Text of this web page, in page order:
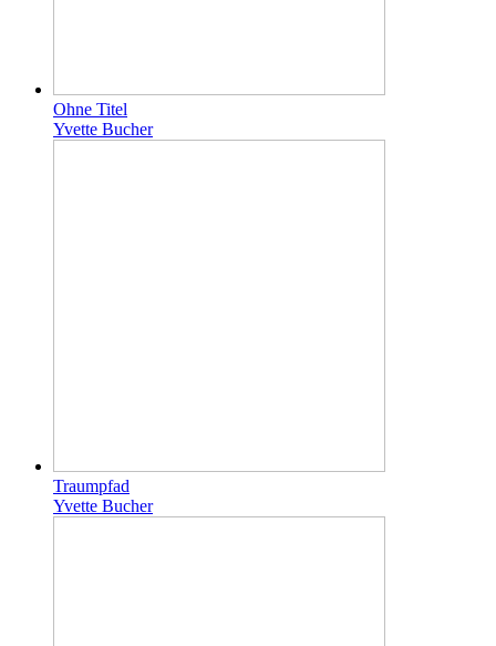
Ohne Titel
Yvette Bucher
Traumpfad
Yvette Bucher